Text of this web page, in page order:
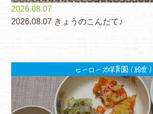
2026.08.07
2026.08.07 きょうのこんだて♪
ヒーローズ保育園（給食）